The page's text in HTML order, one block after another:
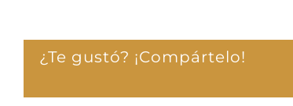
¿Te gustó? ¡Compártelo!